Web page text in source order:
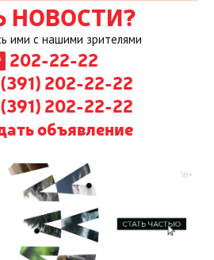
НОВОСТИ?
ими с нашими зрителями
202-22-22
202-22-22
202-22-22
объявление